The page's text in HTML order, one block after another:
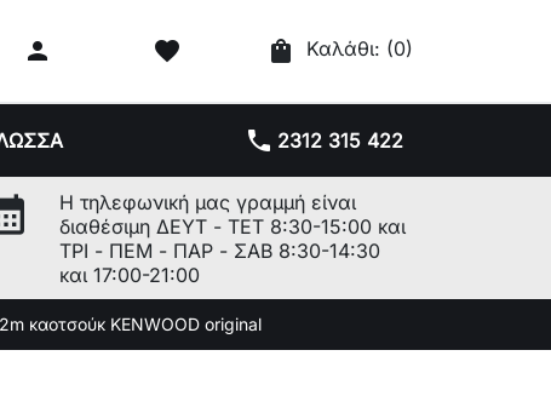
 favorite shopping_bag Καλάθι: (0)
phone 2312 315 422
Η τηλεφωνική μας γραμμή είναι
διαθέσιμη ΔΕΥΤ - ΤΕΤ 8:30-15:00 και
ΤΡΙ - ΠΕΜ - ΠΑΡ - ΣΑΒ 8:30-14:30
και 17:00-21:00
καοτσούκ KENWOOD original